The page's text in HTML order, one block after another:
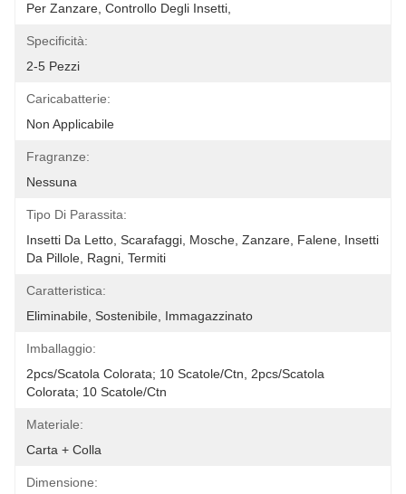
Per Zanzare, Controllo Degli Insetti,
Specificità:
2-5 Pezzi
Caricabatterie:
Non Applicabile
Fragranze:
Nessuna
Tipo Di Parassita:
Insetti Da Letto, Scarafaggi, Mosche, Zanzare, Falene, Insetti
Da Pillole, Ragni, Termiti
Caratteristica:
Eliminabile, Sostenibile, Immagazzinato
Imballaggio:
2pcs/scatola Colorata; 10 Scatole/ctn, 2pcs/scatola
Colorata; 10 Scatole/ctn
Materiale:
Carta + Colla
Dimensione: